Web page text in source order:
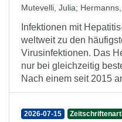
Mutevelli, Julia;
Infektionen mit
weltweit zu den
Virusinfektionen. Das
nur bei gleichzeitig
Nach einem seit 2015
2026-07-15